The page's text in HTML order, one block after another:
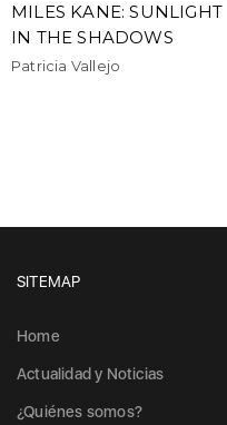
MILES KANE: SUNLIGHT
IN THE SHADOWS
Patricia Vallejo
SITEMAP
Home
Actualidad y Noticias
¿Quiénes somos?